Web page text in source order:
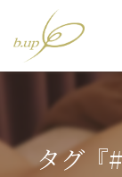
タグ『